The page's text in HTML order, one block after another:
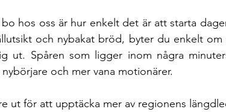
hos oss är hur enkelt det är att starta
och nybakat bröd, byter du enkelt
ut. Spåren som ligger inom några
och mer vana motionärer.
ut för att upptäcka mer av regionens